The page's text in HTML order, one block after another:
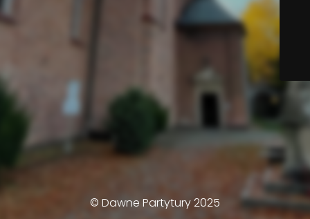
© Dawne Partytury 2025